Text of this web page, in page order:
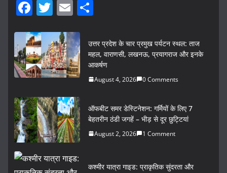
F
c
e
b
o
k
T
itt
er
E
ai
l
ar
e
उत्तर प्रदेश के चार प्रमुख पर्यटन स्थल: ताज
महल, वाराणसी, लखनऊ, प्रयागराज और इनके
आकर्षण
August 4, 2026 0 Comments
ऑफबीट समर डेस्टिनेशन: गर्मियों के लिए 7
बेहतरीन ठंडी जगहें – भीड़ से दूर छुट्टियां
August 2, 2026 1 Comment
कश्मीर यात्रा गाइड: प्राकृतिक सुंदरता और